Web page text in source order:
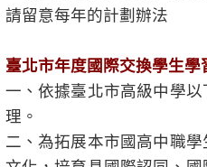
請留意每年的計劃辦法
臺北市年度國際交換學生學
一、依據臺北市高級中學
理。
二、為拓展本市國高中職